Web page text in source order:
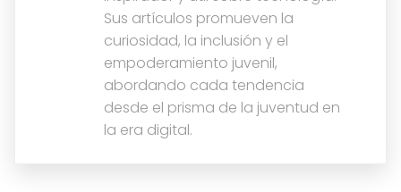
Sus artículos promueven la
curiosidad, la inclusión y el
empoderamiento juvenil,
abordando cada tendencia
desde el prisma de la juventud en
la era digital.